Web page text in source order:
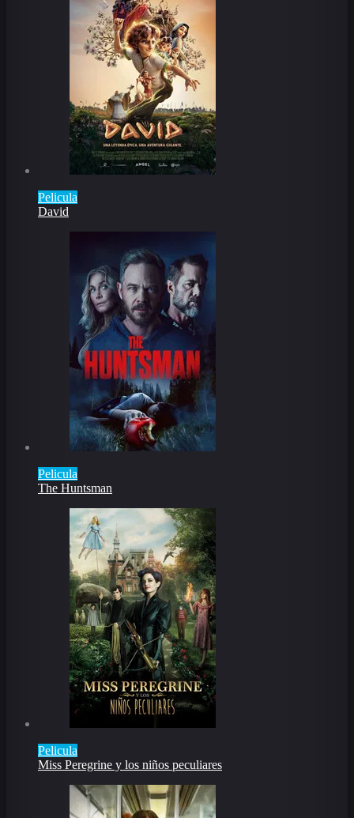
Pelicula
David
Pelicula
The Huntsman
Pelicula
Miss Peregrine y los niños peculiares